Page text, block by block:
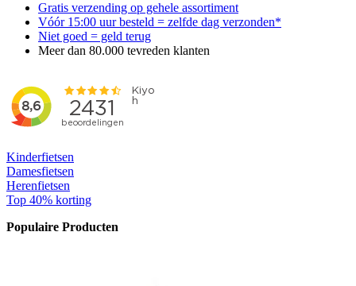
Gratis verzending op gehele assortiment
Vóór 15:00 uur besteld = zelfde dag verzonden*
Niet goed = geld terug
Meer dan 80.000 tevreden klanten
Kinderfietsen
Damesfietsen
Herenfietsen
Top 40% korting
Populaire Producten